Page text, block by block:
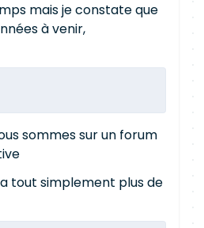
mais je constate que
à venir,
sommes sur un forum
tout simplement plus de